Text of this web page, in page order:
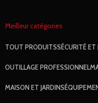
Meilleur catégories
TOUT PRODUITSSÉCURITÉ
OUTILLAGE PROFESSIONNEL
MAISON ET JARDINS